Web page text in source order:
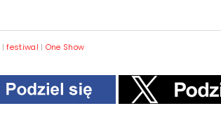
|festiwal | One Show